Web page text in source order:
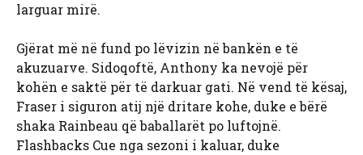
larguar mirë.
Gjërat më në fund po lëvizin në bankën e të
akuzuarve. Sidoqoftë, Anthony ka nevojë për
kohën e saktë për të darkuar gati. Në vend të kësaj,
Fraser i siguron atij një dritare kohe, duke e bërë
shaka Rainbeau që baballarët po luftojnë.
Flashbacks Cue nga sezoni i kaluar, duke